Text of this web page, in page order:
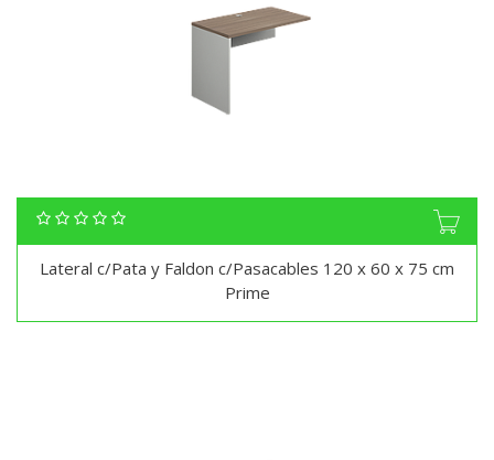
Lateral c/Pata y Faldon c/Pasacables 120 x 60 x 75 cm
Prime